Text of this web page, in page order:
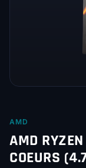
AMD
AMD
COEURS